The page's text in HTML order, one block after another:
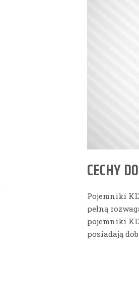
CECHY
Pojemniki
pełną
pojemniki
posiadają